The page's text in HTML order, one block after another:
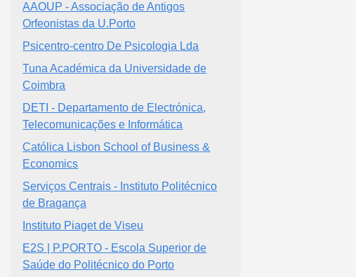
AAOUP - Associação de Antigos
Orfeonistas da U.Porto
Psicentro-centro De Psicologia Lda
Tuna Académica da Universidade de
Coimbra
DETI - Departamento de Electrónica,
Telecomunicações e Informática
Católica Lisbon School of Business &
Economics
Serviços Centrais - Instituto Politécnico
de Bragança
Instituto Piaget de Viseu
E2S | P.PORTO - Escola Superior de
Saúde do Politécnico do Porto